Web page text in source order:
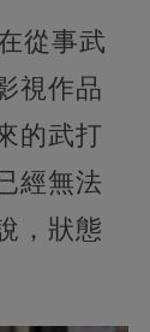
從事武
視作品
的武打
經無法
，狀態